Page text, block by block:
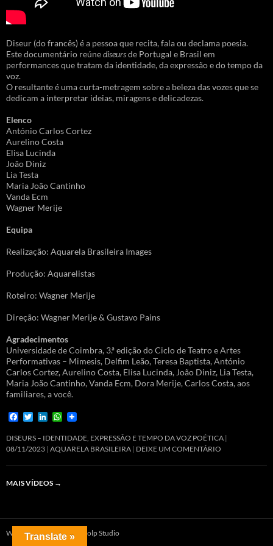
Diseur (do francês) é a pessoa que recita, fala ou declama poesia.
Este documentário reúnediseursde Portugal e Brasil em
performances que tratam da identidade, da expressão e do tempo da
voz.
O resultante é uma curta-metragem sobre a beleza das vozes que se
dedicam a interpretar ideias, miragens e delicadezas.
Elenco
António Carlos Cortez
Aurelino Costa
Elisa Lucinda
João Diniz
Lia Testa
Maria João Cantinho
Vanda Ecm
Wagner Merije
Equipa
Realização: Aquarela Brasileira Images
Produção: Aquarelistas
Roteiro: Wagner Merije
Direção: Wagner Merije & Gustavo Pains
Agradecimentos
Universidade de Coimbra, 3.ª edição do Ciclo de Teatro e Artes
Performativas – Mimesis, Delfim Leão, Teresa Baptista, António
Carlos Cortez, Aurelino Costa, Elisa Lucinda, João Diniz, Lia Testa,
Maria João Cantinho, Vanda Ecm, Dora Merije, Carlos Costa, aos
familiares, a você.
F
c
e
b
o
k
T
i
t
t
e
n
k
e
d
n
W
a
t
s
A
DISEURS – IDENTIDADE, EXPRESSÃO E TEMPO DA VOZ POÉTICA
08/11/2023 AQUARELA BRASILEIRA DEIXE UM COMENTÁRIO
MAIS VÍDEOS →
Website produzido por Dolp Studio
Translate »